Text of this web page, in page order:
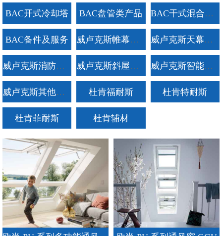
BAC开式冷却塔 BAC盘管类产品 BAC干式混合运行冷却塔
BAC备件及服务 威卢克斯帷幕产品系列 威卢克斯天幕产品系列
威卢克斯消防产品系列 威卢克斯斜屋顶产品系列 威卢克斯智能产品及附件
威卢克斯其他产品系列 杜肯福耐斯 杜肯特耐斯
杜肯菲耐斯 杜肯辅材